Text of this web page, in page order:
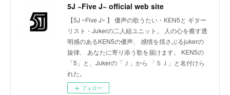
5J ~Five J~ official web site
【5J ~Five J~ 】 優声の歌うたい・KEN5と ギター
リスト・Jukerの二人組ユニット。 人の心を癒す透
明感のあるKEN5の優声、 感情を揺さぶるjukerの
旋律、 あなたに寄り添う歌を届けます。 KEN5の
「5」と、Jukerの「Ｊ」から 「５Ｊ」と名付けら
れた。
フォロー